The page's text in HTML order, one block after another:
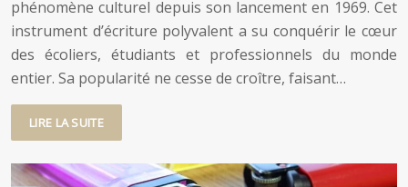
phénomène culturel depuis son lancement en 1969. Cet
instrument d’écriture polyvalent a su conquérir le cœur
des écoliers, étudiants et professionnels du monde
entier. Sa popularité ne cesse de croître, faisant…
LIRE LA SUITE